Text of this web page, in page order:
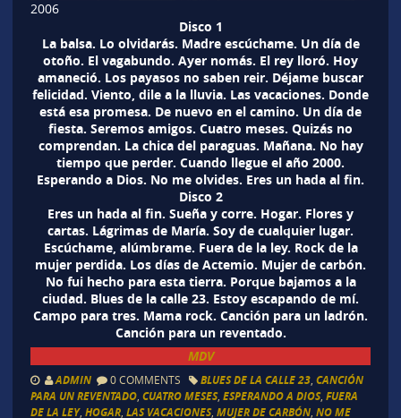
2006
Disco 1
La balsa. Lo olvidarás. Madre escúchame. Un día de
otoño. El vagabundo. Ayer nomás. El rey lloró. Hoy
amaneció. Los payasos no saben reir. Déjame buscar
felicidad. Viento, dile a la lluvia. Las vacaciones. Donde
está esa promesa. De nuevo en el camino. Un día de
fiesta. Seremos amigos. Cuatro meses. Quizás no
comprendan. La chica del paraguas. Mañana. No hay
tiempo que perder. Cuando llegue el año 2000.
Esperando a Dios. No me olvides. Eres un hada al fin.
Disco 2
Eres un hada al fin. Sueña y corre. Hogar. Flores y
cartas. Lágrimas de María. Soy de cualquier lugar.
Escúchame, alúmbrame. Fuera de la ley. Rock de la
mujer perdida. Los días de Actemio. Mujer de carbón.
No fui hecho para esta tierra. Porque bajamos a la
ciudad. Blues de la calle 23. Estoy escapando de mí.
Campo para tres. Mama rock. Canción para un ladrón.
Canción para un reventado.
MDV
ADMIN 0 COMMENTS BLUES DE LA CALLE 23, CANCIÓN
PARA UN REVENTADO, CUATRO MESES, ESPERANDO A DIOS, FUERA
DE LA LEY, HOGAR, LAS VACACIONES, MUJER DE CARBÓN, NO ME